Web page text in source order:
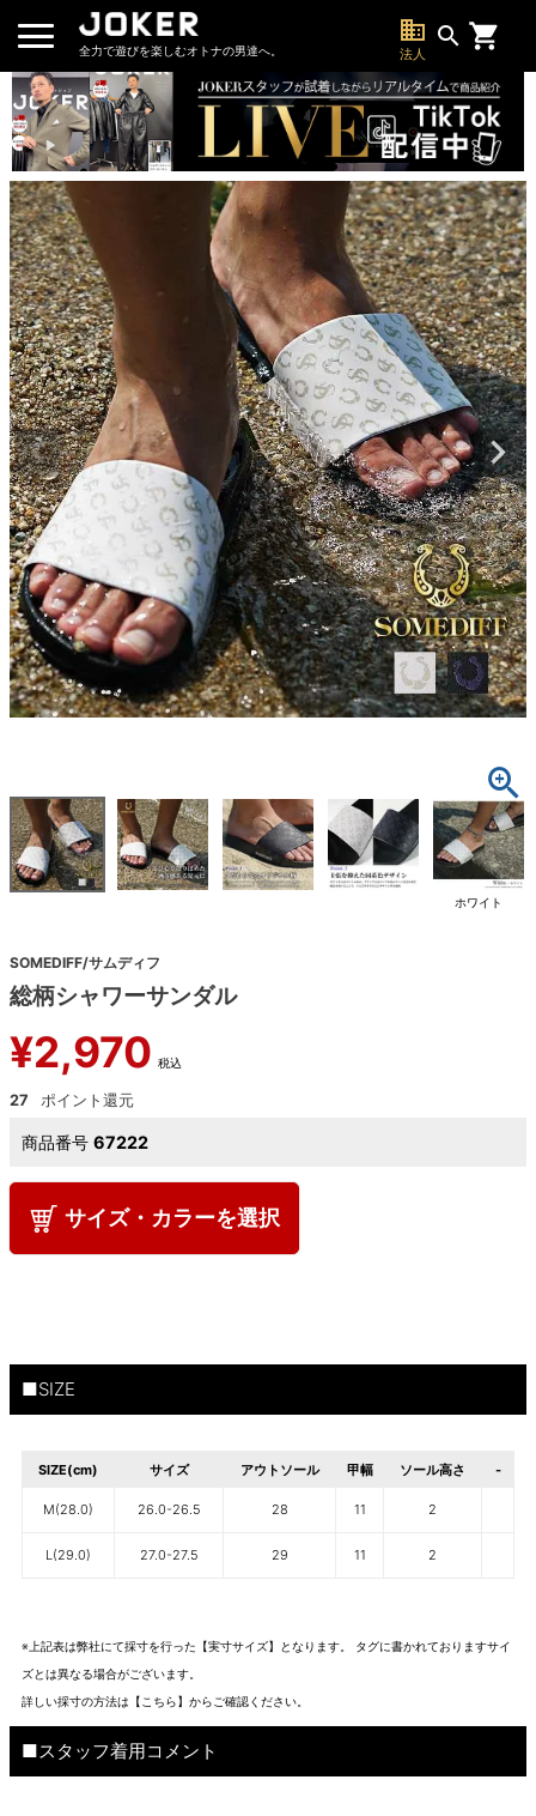
全力で遊びを楽しむオトナの男達へ。
business
法人
search
ホワイト
SOMEDIFF/サムディフ
総柄シャワーサンダル
¥2,970 税込
27
商品番号 67222
サイズ・カラーを選択
■SIZE
SIZE(cm) サイズ アウトソール 甲幅 ソール高さ -
M(28.0) 26.0-26.5 28 11 2
L(29.0) 27.0-27.5 29 11 2
※上記表は弊社にて採寸を行った【実寸サイズ】となります。 タグに書かれておりますサイ
ズとは異なる場合がございます。
詳しい採寸の方法は 【こちら】から ご確認ください。
■スタッフ着用コメント